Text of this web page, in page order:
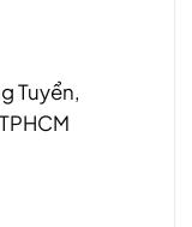
Tuyển,